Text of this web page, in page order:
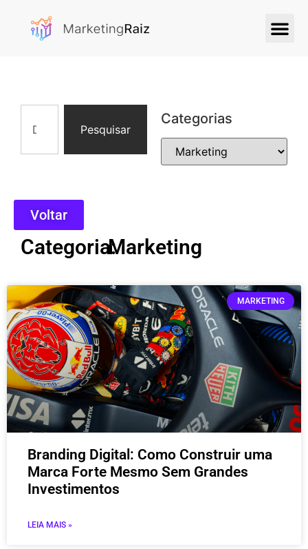
Pesquisar
Categorias
Voltar
Categoria:Marketing
MARKETING
Branding Digital: Como Construir uma
Marca Forte Mesmo Sem Grandes
Investimentos
LEIA MAIS »